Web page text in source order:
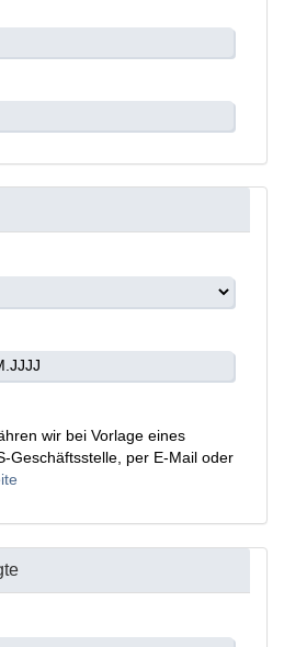
wir bei Vorlage eines
Geschäftsstelle, per E-Mail oder